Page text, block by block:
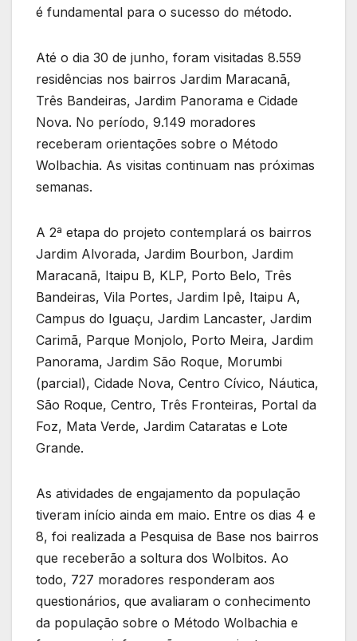
é fundamental para o sucesso do método.
Até o dia 30 de junho, foram visitadas 8.559
residências nos bairros Jardim Maracanã,
Três Bandeiras, Jardim Panorama e Cidade
Nova. No período, 9.149 moradores
receberam orientações sobre o Método
Wolbachia. As visitas continuam nas próximas
semanas.
A 2ª etapa do projeto contemplará os bairros
Jardim Alvorada, Jardim Bourbon, Jardim
Maracanã, Itaipu B, KLP, Porto Belo, Três
Bandeiras, Vila Portes, Jardim Ipê, Itaipu A,
Campus do Iguaçu, Jardim Lancaster, Jardim
Carimã, Parque Monjolo, Porto Meira, Jardim
Panorama, Jardim São Roque, Morumbi
(parcial), Cidade Nova, Centro Cívico, Náutica,
São Roque, Centro, Três Fronteiras, Portal da
Foz, Mata Verde, Jardim Cataratas e Lote
Grande.
As atividades de engajamento da população
tiveram início ainda em maio. Entre os dias 4 e
8, foi realizada a Pesquisa de Base nos bairros
que receberão a soltura dos Wolbitos. Ao
todo, 727 moradores responderam aos
questionários, que avaliaram o conhecimento
da população sobre o Método Wolbachia e